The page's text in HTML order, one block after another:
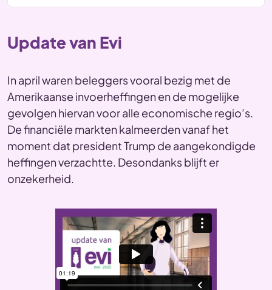
Update van Evi
In april waren beleggers vooral bezig met de
Amerikaanse invoerheffingen en de mogelijke
gevolgen hiervan voor alle economische regio’s.
De financiële markten kalmeerden vanaf het
moment dat president Trump de aangekondigde
heffingen verzachtte. Desondanks blijft er
onzekerheid.